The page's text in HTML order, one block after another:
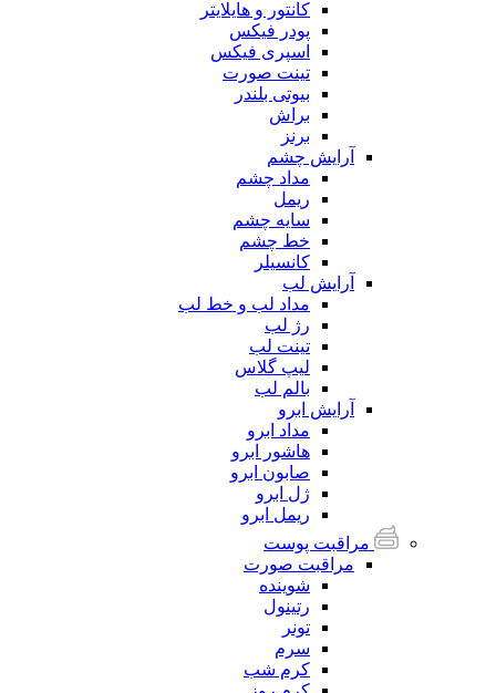
کانتور و هایلایتر
پودر فیکس
اسپری فیکس
تینت صورت
بیوتی بلندر
براش
برنز
آرایش چشم
مداد چشم
ریمل
سایه چشم
خط چشم
کانسیلر
آرایش لب
مداد لب و خط لب
رژ لب
تینت لب
لیپ گلاس
بالم لب
آرایش ابرو
مداد ابرو
هاشور ابرو
صابون ابرو
ژل ابرو
ریمل ابرو
مراقبت پوست
مراقبت صورت
شوینده
رتینول
تونر
سرم
کرم شب